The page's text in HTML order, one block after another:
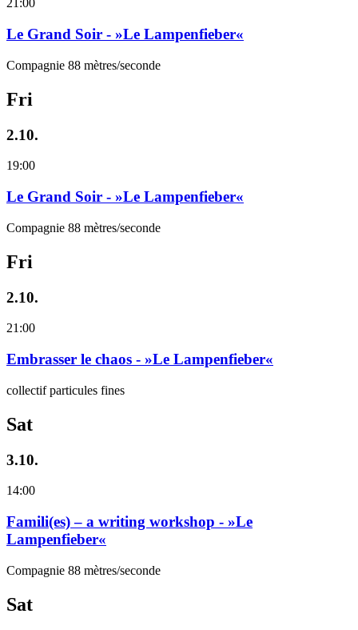
21:00
Le Grand Soir - »Le Lampenfieber«
Compagnie 88 mètres/seconde
Fri
2.10.
19:00
Le Grand Soir - »Le Lampenfieber«
Compagnie 88 mètres/seconde
Fri
2.10.
21:00
Embrasser le chaos - »Le Lampenfieber«
collectif particules fines
Sat
3.10.
14:00
Famili(es) – a writing workshop - »Le
Lampenfieber«
Compagnie 88 mètres/seconde
Sat